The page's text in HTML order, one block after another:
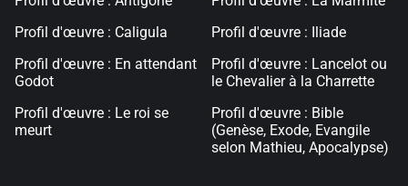
Profil d'œuvre : Caligula
Profil d'œuvre : En attendant
Godot
Profil d'œuvre : Le roi se
meurt
Profil d'œuvre : Iliade
Profil d'œuvre : Lancelot ou
le Chevalier à la Charrette
Profil d'œuvre : Bible
(Genèse, Exode, Evangile
selon Mathieu, Apocalypse)